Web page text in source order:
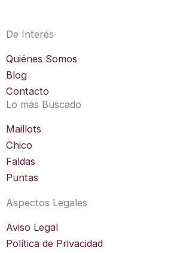
a
g
r
a
m
De Interés
Quiénes Somos
Blog
Contacto
Lo más Buscado
Maillots
Chico
Faldas
Puntas
Aspectos Legales
Aviso Legal
Política de Privacidad